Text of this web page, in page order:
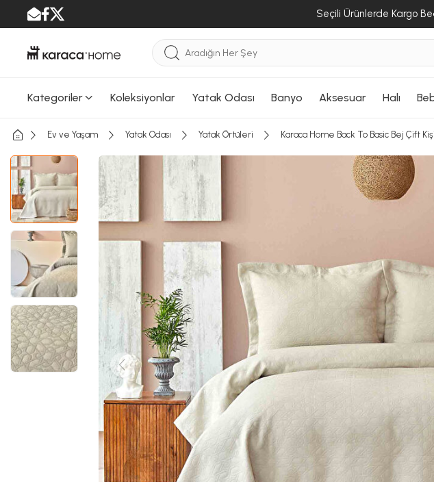
Seçili Ürünlerde Kargo
Kategoriler Koleksiyonlar Yatak Odası Banyo Aksesuar Halı
Ev ve Yaşam Yatak Odası Yatak Örtüleri Karaca Home Back To Basic Bej Çift